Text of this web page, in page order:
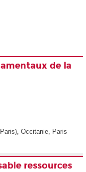
de la
Occitanie, Paris
ressources